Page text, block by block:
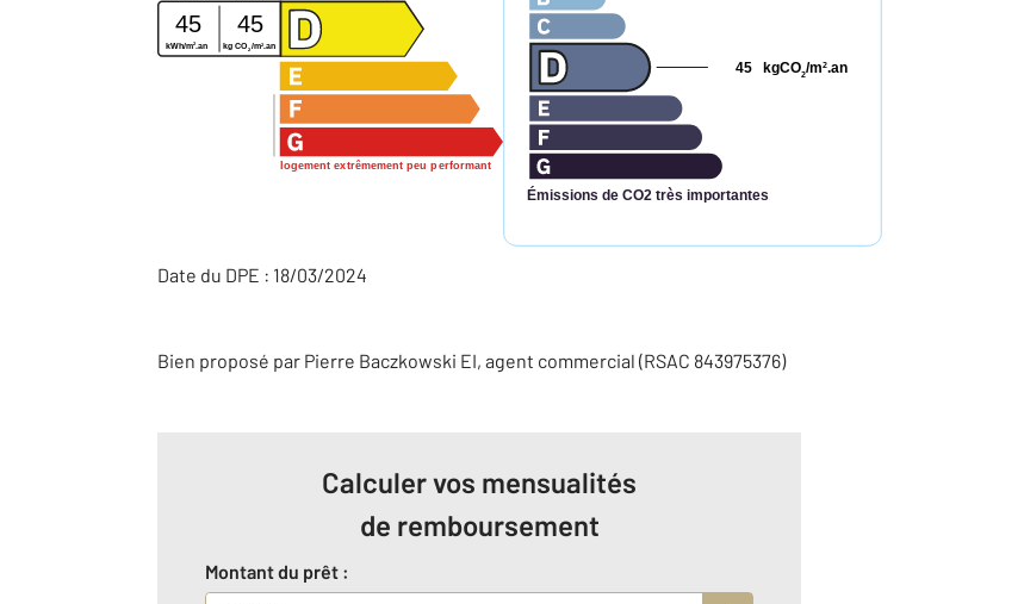
logement extrêmement peu performant
45 45
kWh/m2 .an kg CO2 /m2 .an
Émissions de CO2 très importantes
kgCO2/m2.an
45
Date du DPE : 18/03/2024
Bien proposé par Pierre Baczkowski EI, agent commercial (RSAC 843975376)
Calculer vos mensualités
de remboursement
Montant du prêt :